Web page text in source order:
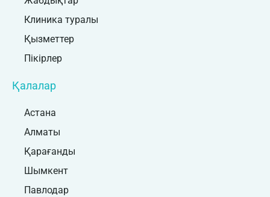
Клиника туралы
Қызметтер
Пікірлер
Қалалар
Астана
Алматы
Қарағанды
Шымкент
Павлодар